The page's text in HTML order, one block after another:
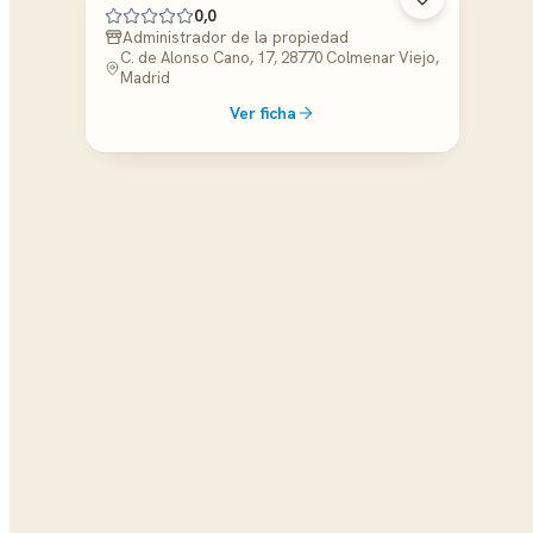
0,0
Administrador de la propiedad
C. de Alonso Cano, 17, 28770 Colmenar Viejo,
Madrid
Ver ficha